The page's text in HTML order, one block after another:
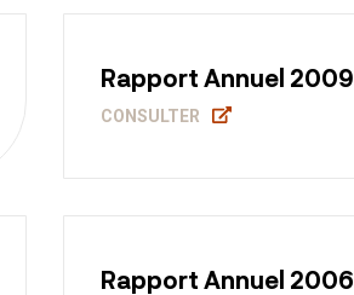
Rapport Annuel 2009
CONSULTER
Rapport Annuel 2006